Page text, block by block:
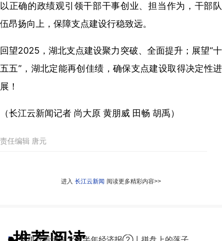
以正确的政绩观引领干部干事创业、担当作为，干部队
伍昂扬向上，保障支点建设行稳致远。
回望2025，湖北支点建设聚力突破、全面提升；展望“十
五五”，湖北定能再创佳绩，确保支点建设取得决定性进
展！
（长江云新闻记者 尚大原 黄朋威 田畅 胡禹）
责任编辑 唐元
进入 长江云新闻 阅读更多精彩内容>>